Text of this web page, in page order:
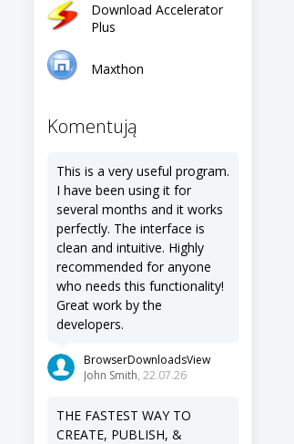
Download Accelerator
Plus
Maxthon
Komentują
This is a very useful program.
I have been using it for
several months and it works
perfectly. The interface is
clean and intuitive. Highly
recommended for anyone
who needs this functionality!
Great work by the
developers.
BrowserDownloadsView
John Smith, 22.07.26
THE FASTEST WAY TO
CREATE, PUBLISH, &